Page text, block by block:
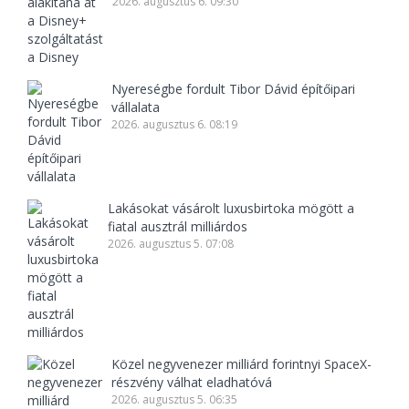
Nyereségbe fordult Tibor Dávid építőipari
vállalata
2026. augusztus 6. 08:19
Lakásokat vásárolt luxusbirtoka mögött a
fiatal ausztrál milliárdos
2026. augusztus 5. 07:08
Közel negyvenezer milliárd forintnyi SpaceX-
részvény válhat eladhatóvá
2026. augusztus 5. 06:35